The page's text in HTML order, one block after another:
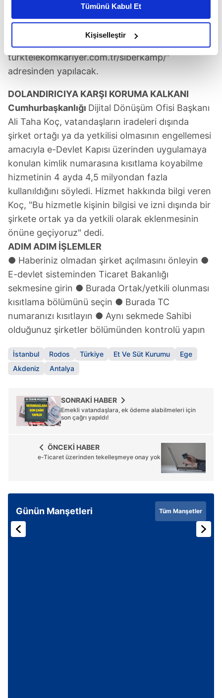
daha iyi reklam deneyimi yaşatabiliriz. Bunu yaparken
amacımızın size daha iyi bir reklam deneyimi sunmak
olduğunu ve sizlere en iyi içerikleri sunabilmek adına
elimizden gelen çabayı gösterdiğimizi ve bu noktada,
reklamların maliyetlerimizi karşılamak noktasında tek gelir
kalemimiz olduğunu sizlere hatırlatmak isteriz.
Her halükârda, kullanıcılar, bu çerezlere izin vermedikleri
takdirde, kullanıcılara hedefli reklamlar
gösterilmeyecektir."
Sizlere daha iyi bir hizmet sunabilmek için İnternet
Sitemizde kendimize ve üçüncü kişilere ait çerezler
kullanılmaktadır. Bu çerezler vasıtasıyla çeşitli kişisel
verileriniz işlenmekte olup gerekli olan çerezler bilgi
toplumu hizmetlerinin sunulması amacıyla
kullanılmaktadır. Diğer çerezler, sitemizin daha işlevsel
kılınması ve kişiselleştirilmesi ve sizlere yönelik
reklam/pazarlama faaliyetlerinin yapılması, amaçlarıyla
sınırlı olarak açık rızanız dahilinde kullanılacaktır.
Çerezlere ilişkin tercihlerinizi aşağıda yer alan panel
vasıtasıyla belirleyebilirsiniz. Çerezlere ilişkin detaylı bilgi
için Ayarlar butonuna tıklayabilir,Çerez Bilgilendirme
ziyaret edebilirsiniz.
6698 sayılı Kişisel Verilerin Korunması Kanunu uyarınca
hazırlanmış Aydınlatma Metnimizi okumak ve sitemizde
almak için lütfentıklayınız.
Tümünü Kabul Et
Kişiselleştir
duyuyoruz" dedi. Türk Telekom Siber Güvenlik
turktelekomkariyer.com.tr/siberkamp/"
adresinden yapılacak.
DOLANDIRICIYA KARŞI KORUMA KALKANI
Cumhurbaşkanlığı Dijital Dönüşüm Ofisi Başkanı
Ali Taha Koç, vatandaşların iradeleri dışında
şirket ortağı ya da yetkilisi olmasının engellemesi
amacıyla e-Devlet Kapısı üzerinden uygulamaya
konulan kimlik numarasına kısıtlama koyabilme
hizmetinin 4 ayda 4,5 milyondan fazla
kullanıldığını söyledi. Hizmet hakkında bilgi veren
Koç, "Bu hizmetle kişinin bilgisi ve izni dışında bir
şirkete ortak ya da yetkili olarak eklenmesinin
önüne geçiyoruz" dedi.
ADIM ADIM İŞLEMLER
● Haberiniz olmadan şirket açılmasını önleyin ●
E-devlet sisteminden Ticaret Bakanlığı
sekmesine girin ● Burada Ortak/yetkili olunması
kısıtlama bölümünü seçin ● Burada TC
numaranızı kısıtlayın ● Aynı sekmede Sahibi
olduğunuz şirketler bölümünden kontrolü yapın
İstanbul Rodos Türkiye Et Ve Süt Kurumu
Ege
Akdeniz
Antalya
SONRAKİ HABER
Emekli vatandaşlara, ek ödeme alabilmeleri için
son çağrı yapıldı!
ÖNCEKİ HABER
e-Ticaret üzerinden tekelleşmeye onay yok
Günün Manşetleri Tüm Manşetler